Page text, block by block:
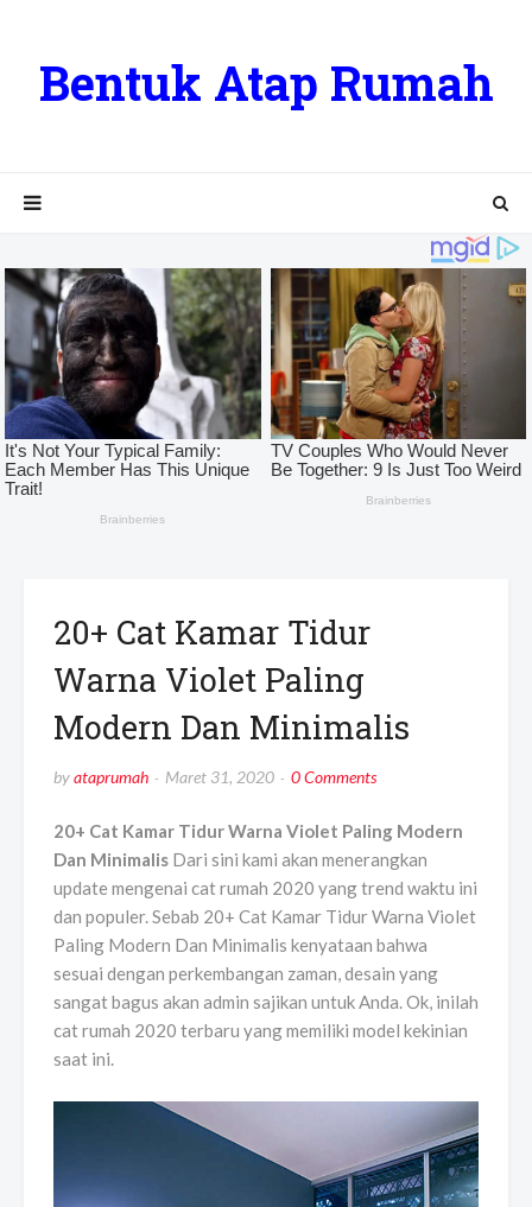
Bentuk Atap Rumah
20+ Cat Kamar Tidur
Warna Violet Paling
Modern Dan Minimalis
byataprumah Maret 31, 2020 0 Comments
20+ Cat Kamar Tidur Warna Violet Paling Modern
Dan Minimalis Dari sini kami akan menerangkan
update mengenai cat rumah 2020 yang trend waktu ini
dan populer. Sebab 20+ Cat Kamar Tidur Warna Violet
Paling Modern Dan Minimalis kenyataan bahwa
sesuai dengan perkembangan zaman, desain yang
sangat bagus akan admin sajikan untuk Anda. Ok, inilah
cat rumah 2020 terbaru yang memiliki model kekinian
saat ini.